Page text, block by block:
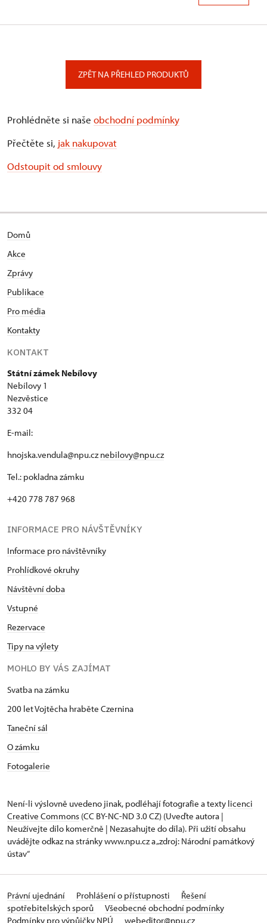
ZPĚT NA PŘEHLED PRODUKTŮ
Prohlédněte si naše obchodní podmínky
Přečtěte si, jak nakupovat
Odstoupit od smlouvy
Domů
Akce
Zprávy
Publikace
Pro média
Kontakty
KONTAKT
Státní zámek Nebílovy
Nebílovy 1
Nezvěstice
332 04
E-mail:
hnojska.vendula@npu.cznebilovy@npu.cz
Tel.: pokladna zámku
+420 778 787 968
INFORMACE PRO NÁVŠTĚVNÍKY
Informace pro návštěvníky
Prohlídkové okruhy
Návštěvní doba
Vstupné
Rezervace
Tipy na výlety
MOHLO BY VÁS ZAJÍMAT
Svatba na zámku
200 let Vojtěcha hraběte Czernina
Taneční sál
O zámku
Fotogalerie
Není-li výslovně uvedeno jinak, podléhají fotografie a texty licenci
Creative Commons (CC BY-NC-ND 3.0 CZ) (Uveďte autora |
Neužívejte dílo komerčně | Nezasahujte do díla). Při užití obsahu
uvádějte odkaz na stránky www.npu.cz a „zdroj: Národní památkový
ústav“
Právní ujednání Prohlášení o přístupnosti
Řešení
spotřebitelských sporů
Všeobecné obchodní podmínky
Podmínky pro výpůjčky NPÚ
webeditor@npu.cz